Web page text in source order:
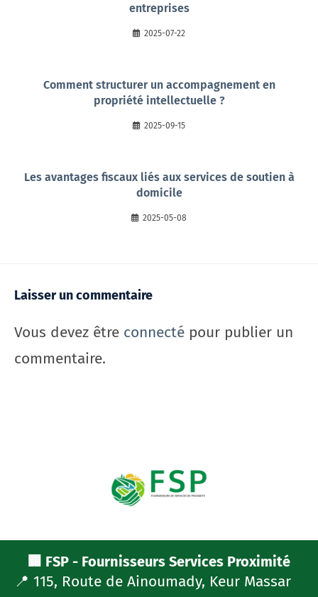
entreprises
2025-07-22
Comment structurer un accompagnement en
propriété intellectuelle ?
2025-09-15
Les avantages fiscaux liés aux services de soutien à
domicile
2025-05-08
Laisser un commentaire
Vous devez être connecté pour publier un
commentaire.
🏢 FSP - Fournisseurs Services Proximité
📍 115, Route de Ainoumady, Keur Massar